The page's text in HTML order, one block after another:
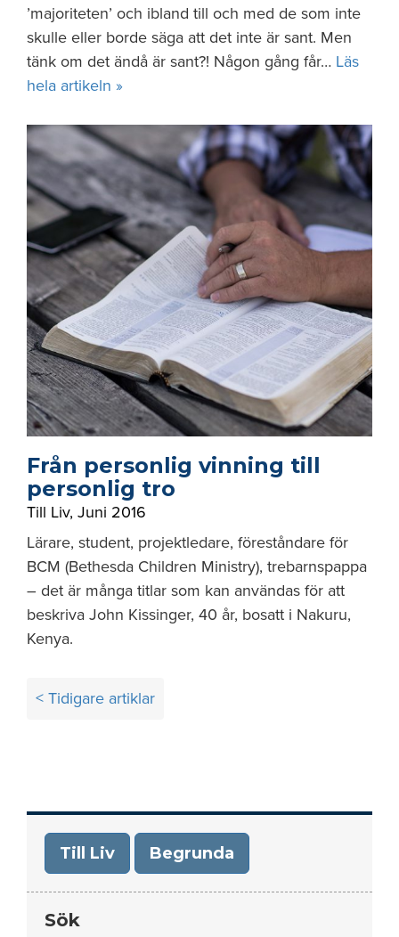
’majoriteten’ och ibland till och med de som inte
skulle eller borde säga att det inte är sant. Men
tänk om det ändå är sant?! Någon gång får… Läs
hela artikeln »
Från personlig vinning till
personlig tro
Till Liv, Juni 2016
Lärare, student, projektledare, föreståndare för
BCM (Bethesda Children Ministry), trebarnspappa
– det är många titlar som kan användas för att
beskriva John Kissinger, 40 år, bosatt i Nakuru,
Kenya.
Inläggsnavigering
< Tidigare artiklar
Till Liv Begrunda
Sök